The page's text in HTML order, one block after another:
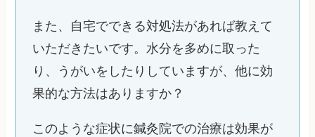
また、自宅でできる対処法があれば教えて
いただきたいです。水分を多めに取った
り、うがいをしたりしていますが、他に効
果的な方法はありますか？
このような症状に鍼灸院での治療は効果が